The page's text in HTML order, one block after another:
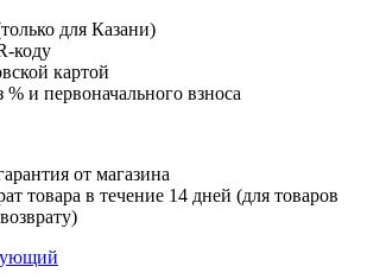
для Казани)
коду
картой
% и первоначального взноса
от магазина
товара в течение 14 дней (для товаров